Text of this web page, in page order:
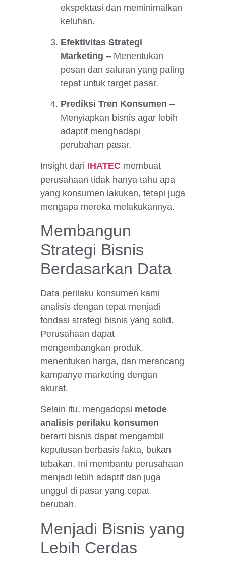
ekspektasi dan meminimalkan
keluhan.
Efektivitas Strategi
Marketing – Menentukan
pesan dan saluran yang paling
tepat untuk target pasar.
Prediksi Tren Konsumen –
Menyiapkan bisnis agar lebih
adaptif menghadapi
perubahan pasar.
Insight dari IHATEC membuat
perusahaan tidak hanya tahu apa
yang konsumen lakukan, tetapi juga
mengapa mereka melakukannya.
Membangun
Strategi Bisnis
Berdasarkan Data
Data perilaku konsumen kami
analisis dengan tepat menjadi
fondasi strategi bisnis yang solid.
Perusahaan dapat
mengembangkan produk,
menentukan harga, dan merancang
kampanye marketing dengan
akurat.
Selain itu, mengadopsi metode
analisis perilaku konsumen
berarti bisnis dapat mengambil
keputusan berbasis fakta, bukan
tebakan. Ini membantu perusahaan
menjadi lebih adaptif dan juga
unggul di pasar yang cepat
berubah.
Menjadi Bisnis yang
Lebih Cerdas